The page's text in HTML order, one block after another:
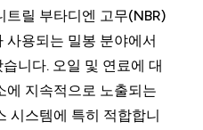
트릴 부타디엔 고무(NBR)
사용되는 밀봉 분야에서
니다. 오일 및 연료에 대
에 지속적으로 노출되는
시스템에 특히 적합합니